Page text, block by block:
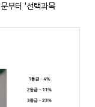
부터 '선택과목